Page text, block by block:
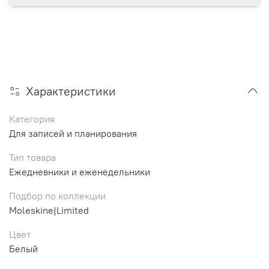
Характеристики
Категория
Для записей и планирования
Тип товара
Ежедневники и еженедельники
Подбор по коллекции
Moleskine|Limited
Цвет
Белый